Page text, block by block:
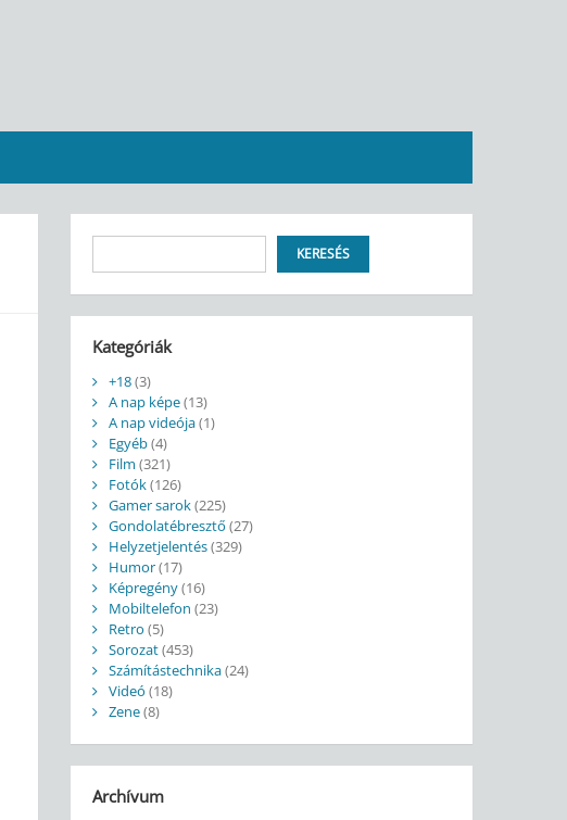
KERESÉS
Kategóriák
+18(3)
A nap képe(13)
A nap videója(1)
Egyéb(4)
Film (321)
Fotók(126)
Gamer sarok(225)
Gondolatébresztő (27)
Helyzetjelentés(329)
Humor(17)
Képregény(16)
Mobiltelefon (23)
Retro (5)
Sorozat(453)
Számítástechnika(24)
Videó (18)
Zene(8)
Archívum